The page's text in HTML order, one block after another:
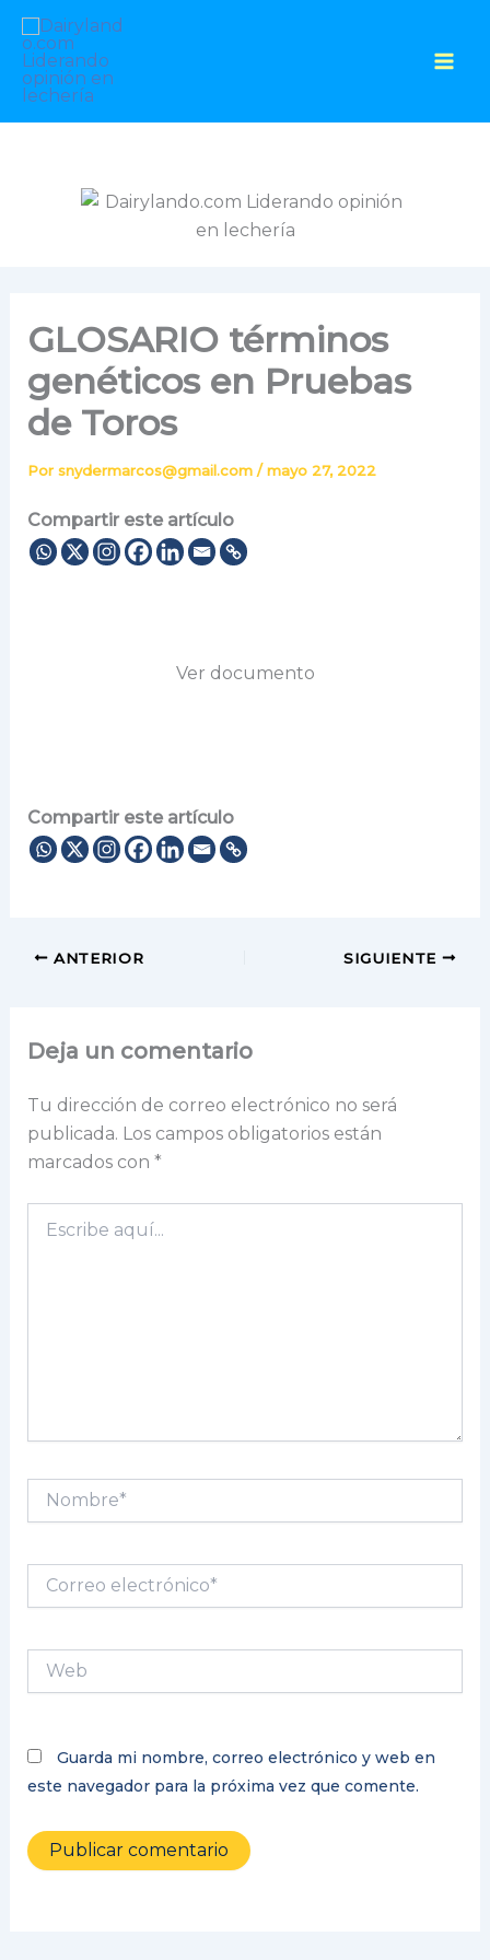
contenido
GLOSARIO términos
genéticos en Pruebas
de Toros
Por snydermarcos@gmail.com /mayo 27, 2022
Compartir este artículo
Ver documento
Compartir este artículo
ANTERIOR SIGUIENTE
Deja un comentario
Tu dirección de correo electrónico no será
publicada. Los campos obligatorios están
marcados con *
aquí...
Nombre*
electrónico*
Guarda mi nombre, correo electrónico y web en
este navegador para la próxima vez que comente.